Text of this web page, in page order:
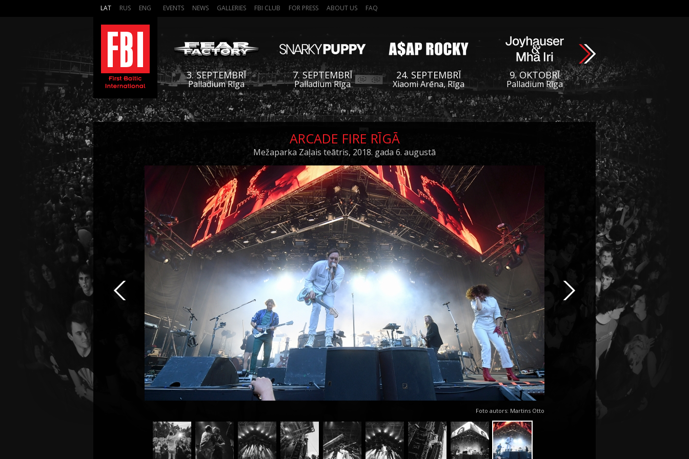
LAT RUS ENG EVENTS NEWS GALLERIES FBI CLUB FOR PRESS ABOUT US FAQ
3. SEPTEMBRĪ
Palladium Rīga
7. SEPTEMBRĪ
Palladium Rīga
24. SEPTEMBRĪ
Xiaomi Arēna, Rīga
9. OKTOBRĪ
Palladium Rīga
ARCADE FIRE RĪGĀ
Mežaparka Zaļais teātris, 2018. gada 6. augustā
Foto autors: Martins Otto